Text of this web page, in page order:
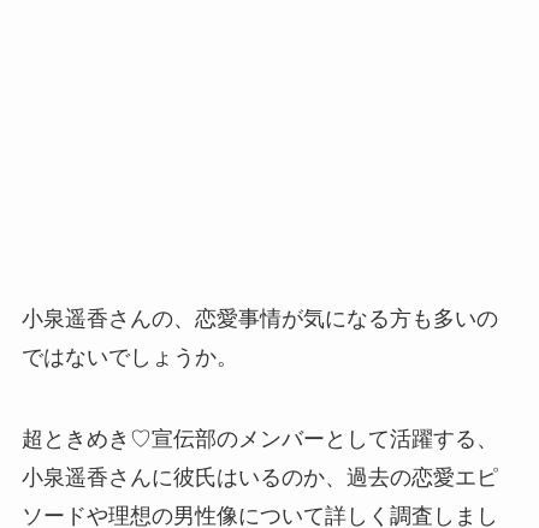
小泉遥香さんの、恋愛事情が気になる方も多いの
ではないでしょうか。
超ときめき♡宣伝部のメンバーとして活躍する、
小泉遥香さんに彼氏はいるのか、過去の恋愛エピ
ソードや理想の男性像について詳しく調査しまし